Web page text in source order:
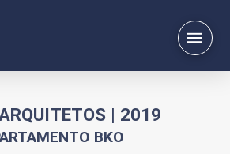
| 2019
BKO